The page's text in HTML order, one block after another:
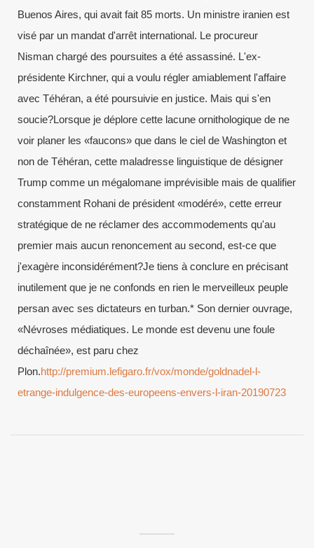
Buenos Aires, qui avait fait 85 morts. Un ministre iranien est
visé par un mandat d'arrêt international. Le procureur
Nisman chargé des poursuites a été assassiné. L'ex-
présidente Kirchner, qui a voulu régler amiablement l'affaire
avec Téhéran, a été poursuivie en justice. Mais qui s'en
soucie?Lorsque je déplore cette lacune ornithologique de ne
voir planer les «faucons» que dans le ciel de Washington et
non de Téhéran, cette maladresse linguistique de désigner
Trump comme un mégalomane imprévisible mais de qualifier
constamment Rohani de président «modéré», cette erreur
stratégique de ne réclamer des accommodements qu'au
premier mais aucun renoncement au second, est-ce que
j'exagère inconsidérément?Je tiens à conclure en précisant
inutilement que je ne confonds en rien le merveilleux peuple
persan avec ses dictateurs en turban.* Son dernier ouvrage,
«Névroses médiatiques. Le monde est devenu une foule
déchaînée», est paru chez
Plon.http://premium.lefigaro.fr/vox/monde/goldnadel-l-
etrange-indulgence-des-europeens-envers-l-iran-20190723